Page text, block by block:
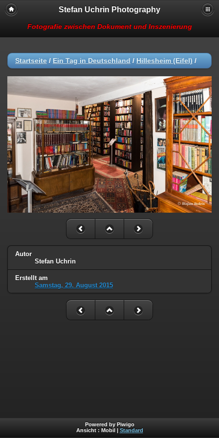
Stefan Uchrin Photography
Fotografie zwischen Dokument und Inszenierung
Startseite / Ein Tag in Deutschland / Hillesheim (Eifel) /
Autor
Stefan Uchrin
Erstellt am
Samstag, 29. August 2015
Powered by Piwigo
Ansicht : Mobil Standard